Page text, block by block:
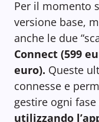
Per il momento
versione base,
anche le due
Connect (599
euro). Queste
connesse e
gestire ogni
utilizzando